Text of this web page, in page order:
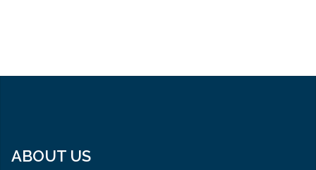
ABOUT US